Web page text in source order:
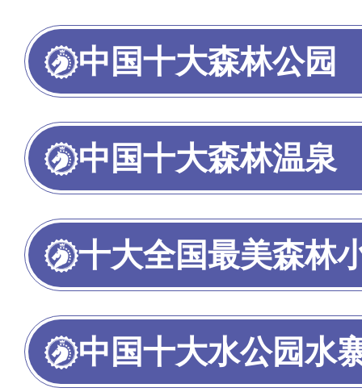
8日，如有疑问，欢迎在末尾评
投票>>
中国十大森林公园
中国十大森林温泉
十大全国最美森林
中国十大水公园水